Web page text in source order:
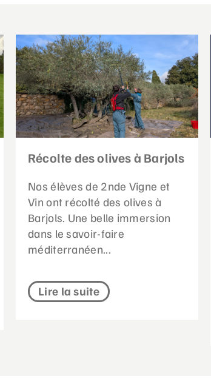
Récolte des olives à Barjols
Nos élèves de 2nde Vigne et
Vin ont récolté des olives à
Barjols. Une belle immersion
dans le savoir-faire
méditerranéen...
Lire la suite